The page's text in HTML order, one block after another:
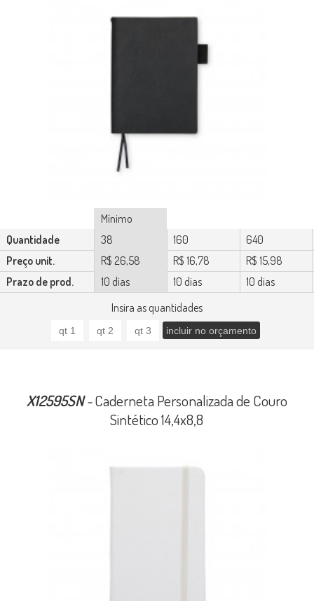
Insira as quantidades
Mínimo
Quantidade
38 160
640
Preço unit.
R$ 26,58 R$ 16,78
R$ 15,98
Prazo de prod.
10 dias 10 dias 10 dias
X12595SN-Caderneta Personalizada de Couro
Sintético 14,4x8,8